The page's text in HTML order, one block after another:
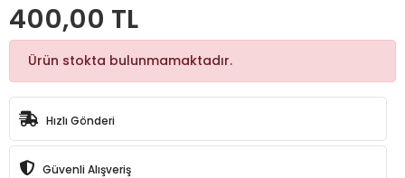
400,00 TL
Ürün stokta bulunmamaktadır.
Hızlı Gönderi
Güvenli Alışveriş